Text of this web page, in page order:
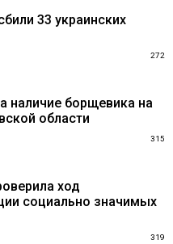
33 украинских
272
наличие борщевика на
области
315
ход
социально значимых
319